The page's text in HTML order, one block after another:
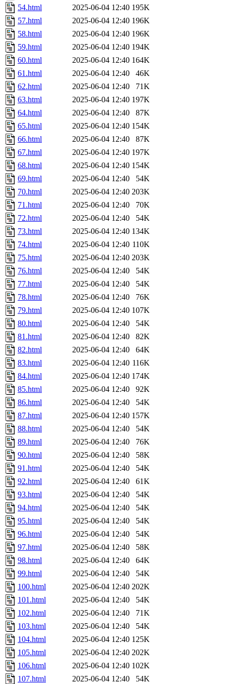
54.html
2025-06-04 12:40 195K
57.html
2025-06-04 12:40 196K
58.html
2025-06-04 12:40 196K
59.html
2025-06-04 12:40 194K
60.html
2025-06-04 12:40 164K
61.html
2025-06-04 12:40
46K
62.html
2025-06-04 12:40
71K
63.html
2025-06-04 12:40 197K
64.html
2025-06-04 12:40
87K
65.html
2025-06-04 12:40 154K
66.html
2025-06-04 12:40
87K
67.html
2025-06-04 12:40 197K
68.html
2025-06-04 12:40 154K
69.html
2025-06-04 12:40
54K
70.html
2025-06-04 12:40 203K
71.html
2025-06-04 12:40
70K
72.html
2025-06-04 12:40
54K
73.html
2025-06-04 12:40 134K
74.html
2025-06-04 12:40 110K
75.html
2025-06-04 12:40 203K
76.html
2025-06-04 12:40
54K
77.html
2025-06-04 12:40
54K
78.html
2025-06-04 12:40
76K
79.html
2025-06-04 12:40 107K
80.html
2025-06-04 12:40
54K
81.html
2025-06-04 12:40
82K
82.html
2025-06-04 12:40
64K
83.html
2025-06-04 12:40 116K
84.html
2025-06-04 12:40 174K
85.html
2025-06-04 12:40
92K
86.html
2025-06-04 12:40
54K
87.html
2025-06-04 12:40 157K
88.html
2025-06-04 12:40
54K
89.html
2025-06-04 12:40
76K
90.html
2025-06-04 12:40
58K
91.html
2025-06-04 12:40
54K
92.html
2025-06-04 12:40
61K
93.html
2025-06-04 12:40
54K
94.html
2025-06-04 12:40
54K
95.html
2025-06-04 12:40
54K
96.html
2025-06-04 12:40
54K
97.html
2025-06-04 12:40
58K
98.html
2025-06-04 12:40
64K
99.html
2025-06-04 12:40
54K
100.html
2025-06-04 12:40 202K
101.html
2025-06-04 12:40
54K
102.html
2025-06-04 12:40
71K
103.html
2025-06-04 12:40
54K
104.html
2025-06-04 12:40 125K
105.html
2025-06-04 12:40 202K
106.html
2025-06-04 12:40 102K
107.html
2025-06-04 12:40
54K